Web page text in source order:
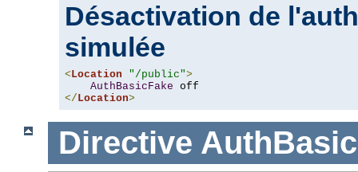
Désactivation de
simulée
<Location "/public">
AuthBasicFake
</Location>
Directive